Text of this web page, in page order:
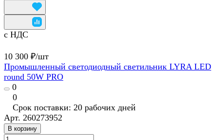
с НДС
10 300 ₽/шт
Промышленный светодиодный светильник LYRA LED
round 50W PRO
0
0
Срок поставки: 20 рабочих дней
Арт. 260273952
В корзину